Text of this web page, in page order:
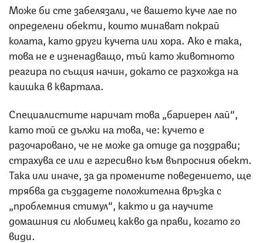
Може би сте забелязали, че вашето куче лае по
определени обекти, които минават покрай
колата, като други кучета или хора. Ако е така,
това не е изненадващо, тъй като животното
реагира по същия начин, докато се разхожда на
каишка в квартала.
Специалистите наричат това „бариерен лай“,
като той се дължи на това, че: кучето е
разочаровано, че не може да отиде да поздрави;
страхува се или е агресивно към въпросния обект.
Така или иначе, за да промените поведението, ще
трябва да създадете положителна връзка с
„проблемния стимул“, както и да научите
домашния си любимец какво да прави, когато го
види.